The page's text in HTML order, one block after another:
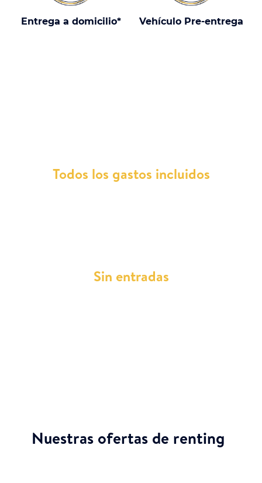
Entrega a domicilio* Vehículo Pre-entrega
Todos los gastos incluidos
Sin entradas
Nuestras ofertas de renting